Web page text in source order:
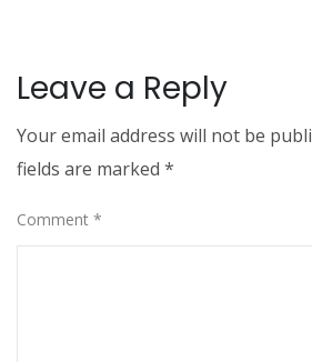
Leave a Reply
Your email address will not be
fields are marked *
Comment *